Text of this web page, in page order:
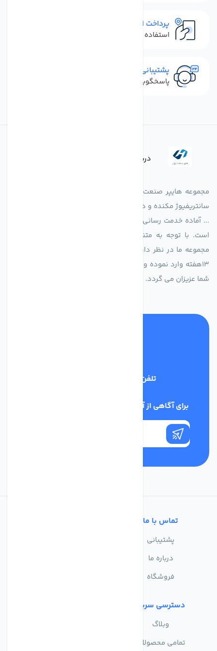
پرداخت امن
استفاده از روش‌های پرداخت امن
پشتیبانی سریع
پاسخگویی سریع به تماس‌ها و پیام‌ها
درباره فروشگاه
مجموعه هایپر صنعت ایران در امر تولید و واردات انواع فن های
سانتریفیوژ مکنده و دمنده آکسیال، سقفی، بین کانالی، مرغداری و
... آماده خدمت رسانی به شرکت های تولیدی، صنعتی و ساختمانی
است. با توجه به متنوع بودن فن های تولیدی کمپانی اروپایی
مجموعه ما در نظر دارد کالاهای تخصصی شما عزیزان رو در صرف
13هفته وارد نموده و این عمر باعث صرفه جویی در هزینه و زمان
شما عزیزان می گردد.
تلفن پشتیبانی
برای آگاهی از آخرین اخبار در خبرنامه ما عضو شوید
تماس با ما
پشتیبانی
درباره ما
فروشگاه
دسترسی سریع
وبلاگ
تمامی محصولات